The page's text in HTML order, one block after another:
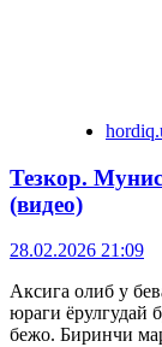
Тезкор.
(видео)
28.02.2026 21:09
Аксига олиб у
юраги ёрулгудай
бежо. Биринчи